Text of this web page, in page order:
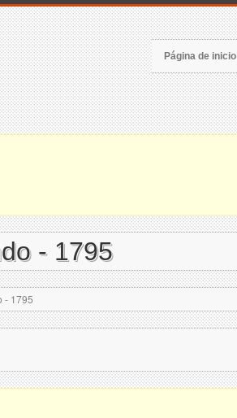
Página de inicio
- 1795
- 1795